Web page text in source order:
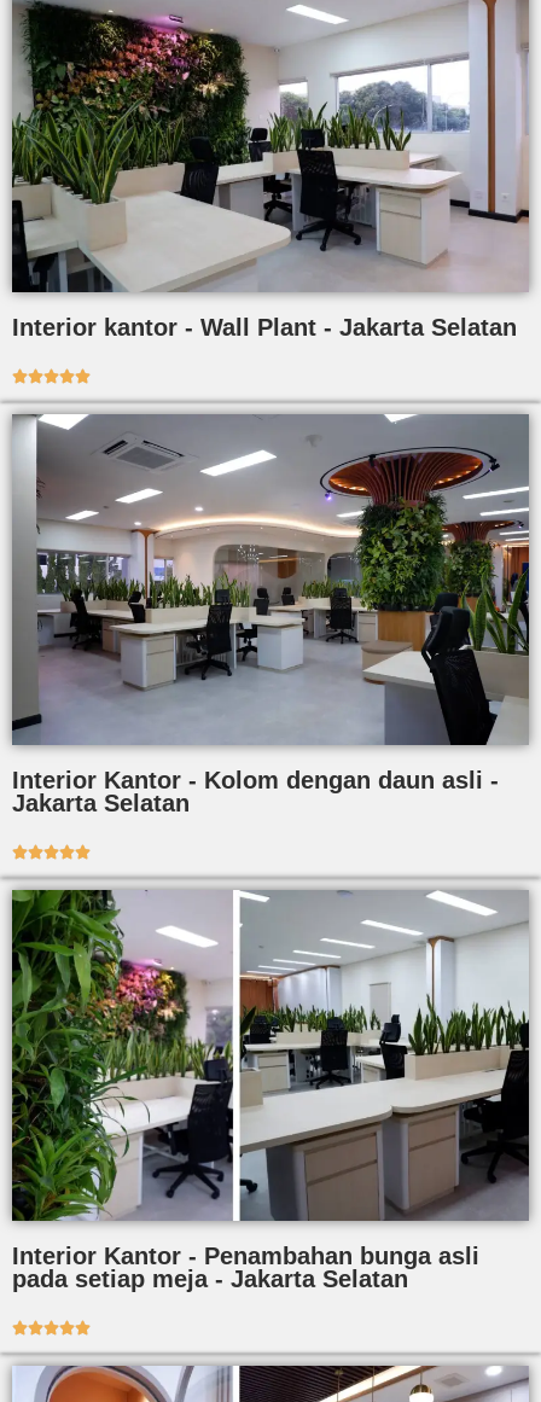
Interior kantor - Wall Plant - Jakarta Selatan

Interior Kantor - Kolom dengan daun asli -
Jakarta Selatan

Interior Kantor - Penambahan bunga asli
pada setiap meja - Jakarta Selatan
